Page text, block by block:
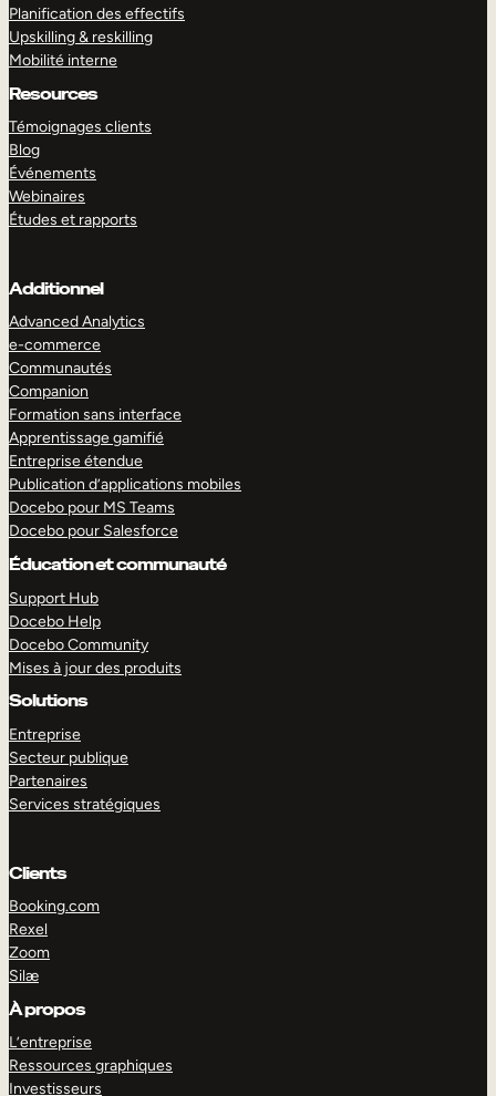
Planification des effectifs
Upskilling & reskilling
Mobilité interne
Resources
Témoignages clients
Blog
Événements
Webinaires
Études et rapports
Additionnel
Advanced Analytics
e-commerce
Communautés
Companion
Formation sans interface
Apprentissage gamifié
Entreprise étendue
Publication d’applications mobiles
Docebo pour MS Teams
Docebo pour Salesforce
Éducation et communauté
Support Hub
Docebo Help
Docebo Community
Mises à jour des produits
Solutions
Entreprise
Secteur publique
Partenaires
Services stratégiques
Clients
Booking.com
Rexel
Zoom
Silæ
À propos
L’entreprise
Ressources graphiques
Investisseurs